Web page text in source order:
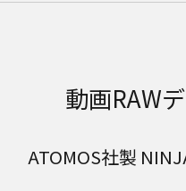
動画RAW
ATOMOS社製